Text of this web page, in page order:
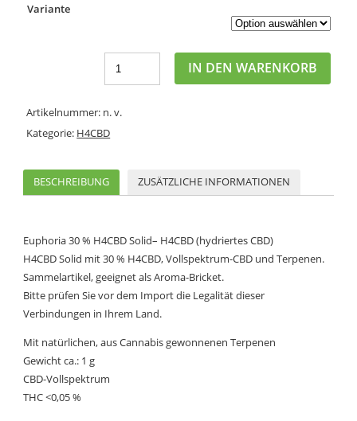
Variante
IN DEN WARENKORB
Artikelnummer: n. v.
Kategorie: H4CBD
BESCHREIBUNG ZUSÄTZLICHE INFORMATIONEN
Euphoria 30 % H4CBD Solid– H4CBD (hydriertes CBD)
H4CBD Solid mit 30 % H4CBD, Vollspektrum-CBD und Terpenen.
Sammelartikel, geeignet als Aroma-Bricket.
Bitte prüfen Sie vor dem Import die Legalität dieser
Verbindungen in Ihrem Land.
Mit natürlichen, aus Cannabis gewonnenen Terpenen
Gewicht ca.: 1 g
CBD-Vollspektrum
THC <0,05 %